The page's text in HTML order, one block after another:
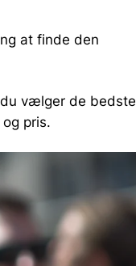
at finde den
vælger de bedste
pris.